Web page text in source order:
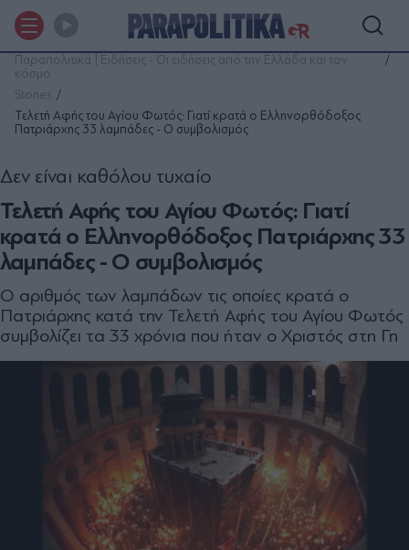
Παραπολιτικά | Ειδήσεις - Οι ειδήσεις από την Ελλάδα και τον
κόσμο
Stories
Τελετή Αφής του Αγίου Φωτός: Γιατί κρατά ο Ελληνορθόδοξος
Πατριάρχης 33 λαμπάδες - Ο συμβολισμός
Τελετή Αφής του Αγίου Φωτός: Γιατί
κρατά ο Ελληνορθόδοξος Πατριάρχης 33
λαμπάδες - Ο συμβολισμός
Δεν είναι καθόλου τυχαίο
Ο αριθμός των λαμπάδων τις οποίες κρατά ο
Πατριάρχης κατά την Τελετή Αφής του Αγίου Φωτός
συμβολίζει τα 33 χρόνια που ήταν ο Χριστός στη Γη